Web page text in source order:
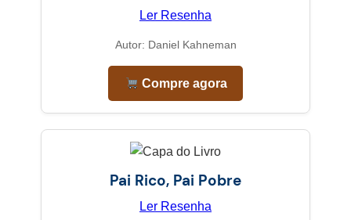
Ler Resenha
Autor: Daniel Kahneman
Compre agora
Pai Rico, Pai Pobre
Ler Resenha